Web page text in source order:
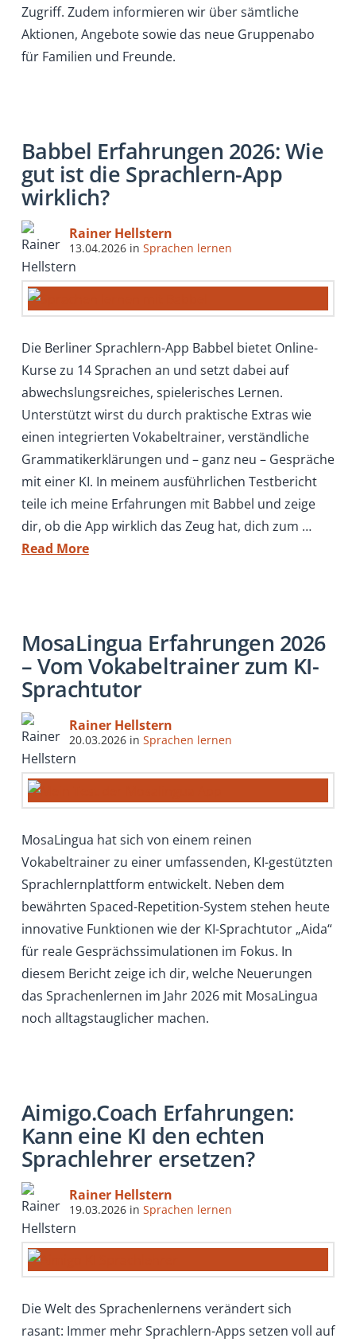
Zugriff. Zudem informieren wir über sämtliche
Aktionen, Angebote sowie das neue Gruppenabo
für Familien und Freunde.
Babbel Erfahrungen 2026: Wie
gut ist die Sprachlern-App
wirklich?
Rainer Hellstern
13.04.2026in Sprachen lernen
Die Berliner Sprachlern-App Babbel bietet Online-
Kurse zu 14 Sprachen an und setzt dabei auf
abwechslungsreiches, spielerisches Lernen.
Unterstützt wirst du durch praktische Extras wie
einen integrierten Vokabeltrainer, verständliche
Grammatikerklärungen und – ganz neu – Gespräche
mit einer KI. In meinem ausführlichen Testbericht
teile ich meine Erfahrungen mit Babbel und zeige
dir, ob die App wirklich das Zeug hat, dich zum …
Read More
MosaLingua Erfahrungen 2026
– Vom Vokabeltrainer zum KI-
Sprachtutor
Rainer Hellstern
20.03.2026in Sprachen lernen
MosaLingua hat sich von einem reinen
Vokabeltrainer zu einer umfassenden, KI-gestützten
Sprachlernplattform entwickelt. Neben dem
bewährten Spaced-Repetition-System stehen heute
innovative Funktionen wie der KI-Sprachtutor „Aida“
für reale Gesprächssimulationen im Fokus. In
diesem Bericht zeige ich dir, welche Neuerungen
das Sprachenlernen im Jahr 2026 mit MosaLingua
noch alltagstauglicher machen.
Aimigo.Coach Erfahrungen:
Kann eine KI den echten
Sprachlehrer ersetzen?
Rainer Hellstern
19.03.2026in Sprachen lernen
Die Welt des Sprachenlernens verändert sich
rasant: Immer mehr Sprachlern-Apps setzen voll auf